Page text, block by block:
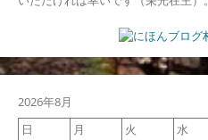
2026年8月
日
月 火 水